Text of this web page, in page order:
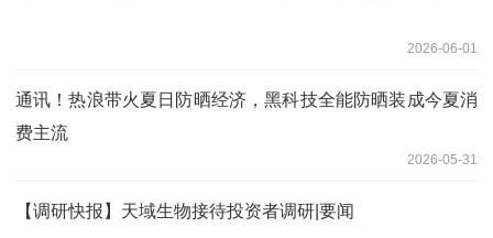
2026-06-01
通讯！热浪带火夏日防晒经济，黑科技全能防晒装成今夏消
费主流
2026-05-31
【调研快报】天域生物接待投资者调研|要闻